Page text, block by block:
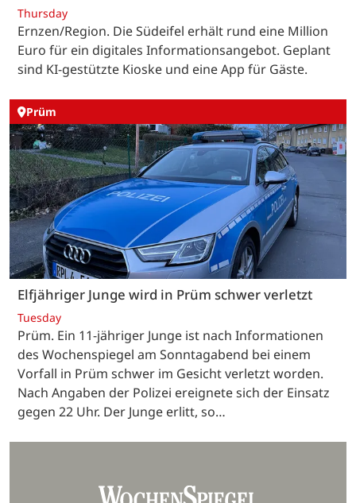
Thursday
Ernzen/Region. Die Südeifel erhält rund eine Million
Euro für ein digitales Informationsangebot. Geplant
sind KI-gestützte Kioske und eine App für Gäste.
Prüm
Elfjähriger Junge wird in Prüm schwer verletzt
Tuesday
Prüm. Ein 11-jähriger Junge ist nach Informationen
des Wochenspiegel am Sonntagabend bei einem
Vorfall in Prüm schwer im Gesicht verletzt worden.
Nach Angaben der Polizei ereignete sich der Einsatz
gegen 22 Uhr. Der Junge erlitt, so…